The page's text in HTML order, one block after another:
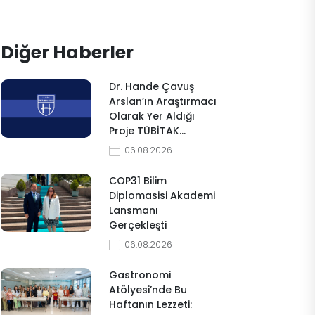
Diğer Haberler
Dr. Hande Çavuş
Arslan’ın Araştırmacı
Olarak Yer Aldığı
Proje TÜBİTAK…
06.08.2026
COP31 Bilim
Diplomasisi Akademi
Lansmanı
Gerçekleşti
06.08.2026
Gastronomi
Atölyesi’nde Bu
Haftanın Lezzeti: